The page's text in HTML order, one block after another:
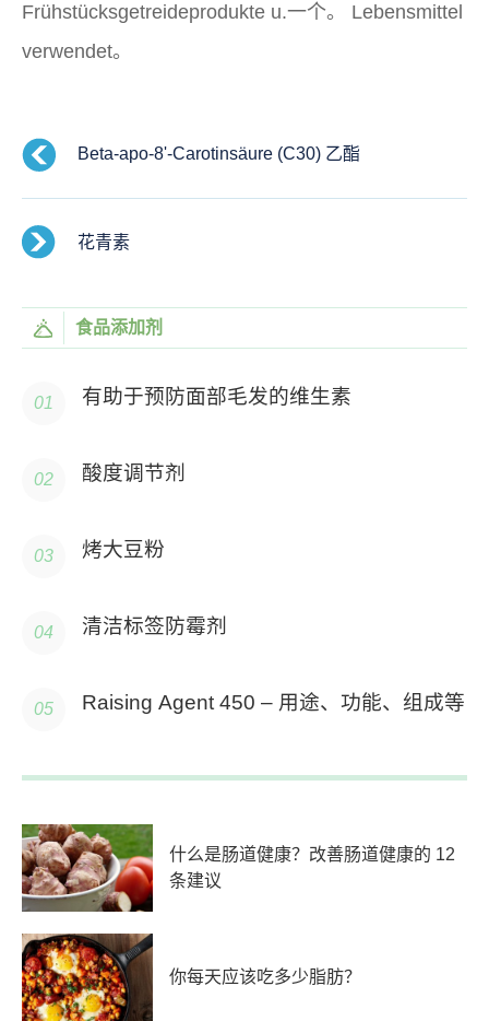
Frühstücksgetreideprodukte u.一个。 Lebensmittel
verwendet。
Beta-apo-8'-Carotinsäure (C30) 乙酯
花青素
食品添加剂
有助于预防面部毛发的维生素
酸度调节剂
烤大豆粉
清洁标签防霉剂
Raising Agent 450 – 用途、功能、组成等
什么是肠道健康？改善肠道健康的 12
条建议
你每天应该吃多少脂肪？